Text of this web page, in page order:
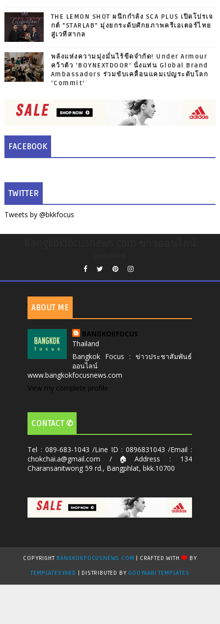
THE LEMON SHOT ผนึกกำลัง SCA PLUS เปิดโปรเจ
กต์ "STARLAB" มุ่งยกระดับศักยภาพครีเอเตอร์ไทย
สู่เวทีสากล
พลังแห่งความมุ่งมั่นไร้ขีดจำกัด! Under Armour
คว้าตัว ‘BOYNEXTDOOR’ นั่งแท่น Global Brand
Ambassadors ร่วมขับเคลื่อนแคมเปญระดับโลก
‘Commit’
FACEBOOK
TWITTER
Tweets by @bkkfocus
ABOUT ME
BANGKOKFOCUS
Thailand
Bangkok Focus : ข่าวประชาสัมพันธ์
ออนไลน์
www.bangkokfocusnews.com
View my complete profile
CONTACT ✆
Tel : 089-683-1043 /Line ID : 0896831043 /Email :
chokchai.a@gmail.com /🏠Address : 134
Charansanitwong 59 rd., Bangphlat, bkk.10700
COPYRIGHT BANGKOKFOCUSNEWS.COM | CRAFTED WITH
BY
TEMPLATESYARD
| DISTRIBUTED BY GOOYAABI TEMPLATES